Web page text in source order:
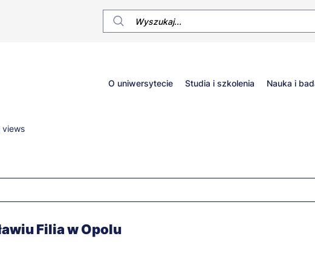
Główne
O uniwersytecie Studia i szkolenia Nauka i
views
Filia w Opolu